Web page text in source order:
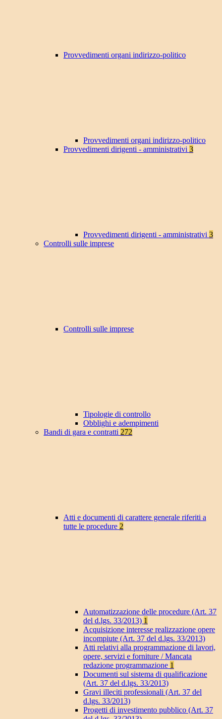
Provvedimenti organi indirizzo-politico
Provvedimenti organi indirizzo-politico
Provvedimenti dirigenti - amministrativi 3
Provvedimenti dirigenti - amministrativi 3
Controlli sulle imprese
Controlli sulle imprese
Tipologie di controllo
Obblighi e adempimenti
Bandi di gara e contratti 272
Atti e documenti di carattere generale riferiti a
tutte le procedure 2
Automatizzazione delle procedure (Art. 37
del d.lgs. 33/2013) 1
Acquisizione interesse realizzazione opere
incompiute (Art. 37 del d.lgs. 33/2013)
Atti relativi alla programmazione di lavori,
opere, servizi e forniture / Mancata
redazione programmazione 1
Documenti sul sistema di qualificazione
(Art. 37 del d.lgs. 33/2013)
Gravi illeciti professionali (Art. 37 del
d.lgs. 33/2013)
Progetti di investimento pubblico (Art. 37